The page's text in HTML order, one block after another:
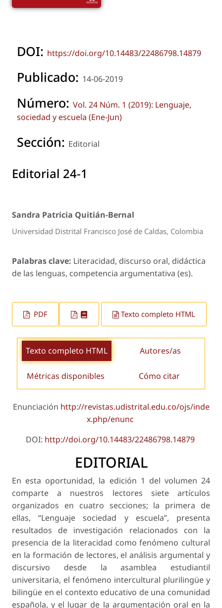
DOI: https://doi.org/10.14483/22486798.14879
Publicado: 14-06-2019
Número: Vol. 24 Núm. 1 (2019): Lenguaje,
sociedad y escuela (Ene-Jun)
Sección: Editorial
Editorial 24-1
Sandra Patricia Quitián-Bernal
Universidad Distrital Francisco José de Caldas, Colombia
Palabras clave: Literacidad, discurso oral, didáctica
de las lenguas, competencia argumentativa (es).
PDF Texto completo HTML
Texto completo HTML Autores/as
Métricas disponibles Cómo citar
Enunciación http://revistas.udistrital.edu.co/ojs/inde
x.php/enunc
DOI: http://doi.org/10.14483/22486798.14879
EDITORIAL
En esta oportunidad, la edición 1 del volumen 24
comparte a nuestros lectores siete artículos
organizados en cuatro secciones; la primera de
ellas, “Lenguaje sociedad y escuela”, presenta
resultados de investigación relacionados con la
presencia de la literacidad como fenómeno cultural
en la formación de lectores, el análisis argumental y
discursivo desde la asamblea estudiantil
universitaria, el fenómeno intercultural plurilingüe y
bilingüe en el contexto educativo de una comunidad
española, y el lugar de la argumentación oral en la